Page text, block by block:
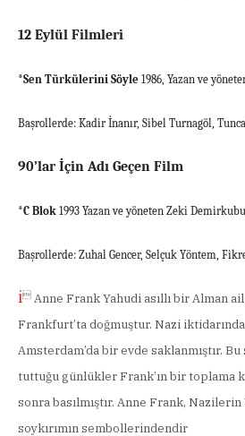
12 Eylül Filmleri
*Sen Türkülerini Söyle 1986, Yazan ve
Başrollerde: Kadir İnanır, Sibel Turnagöl,
90’lar İçin Adı Geçen Film
*C Blok 1993 Yazan ve yöneten Zeki
Başrollerde: Zuhal Gencer, Selçuk Yöntem,
i Anne Frank Yahudi asıllı bir Alman
Frankfurt’ta doğmuştur. Nazi
Amsterdam’da bir evde saklanmıştır. Bu
tuttuğu günlükler Frank’ın bir toplama
sonra basılmıştır. Anne Frank,
soykırımın sembollerindendir